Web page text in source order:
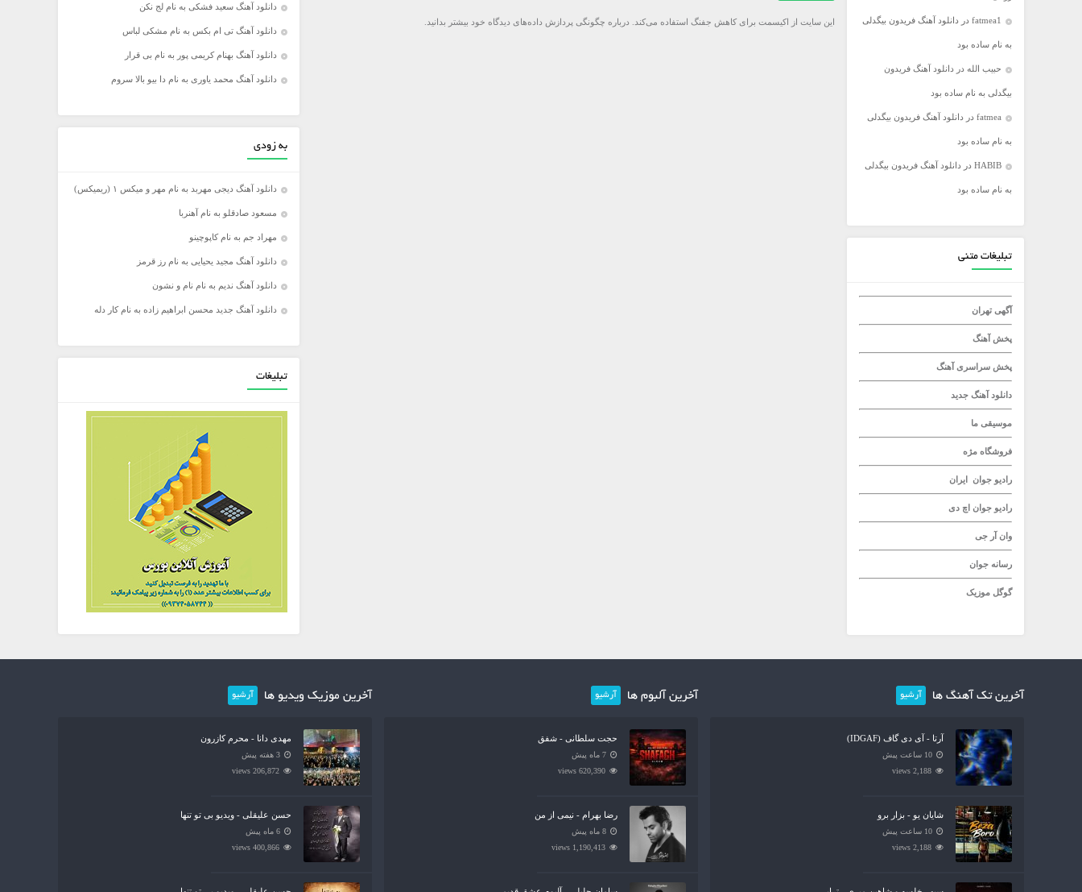
محمد رضا گلزار
محمد علیزاده
مرتضی اشرفی
مرتضی سرمدی
مهدی جهانی
مهدی یغمایی
میثم ابراهیمی
میلاد راستاد
fatmea1 در دانلود آهنگ فریدون بیگدلی
به نام ساده بود
حبیب الله در دانلود آهنگ فریدون
بیگدلی به نام ساده بود
fatmea در دانلود آهنگ فریدون بیگدلی
به نام ساده بود
HABIB در دانلود آهنگ فریدون بیگدلی
به نام ساده بود
تبلیغات متنی
آگهی تهران
پخش آهنگ
پخش سراسری آهنگ
دانلود آهنگ جدید
موسیقی ما
فروشگاه مژه
رادیو جوان ایران
رادیو جوان اچ دی
وان آر جی
رسانه جوان
گوگل موزیک
این سایت از اکیسمت برای کاهش جفنگ استفاده می‌کند. درباره چگونگی پردازش داده‌های دیدگاه خود بیشتر بدانید.
دانلود آهنگ سعید فشکی به نام لج نکن
دانلود آهنگ تی ام بکس به نام مشکی لباس
دانلود آهنگ بهنام کریمی پور به نام بی قرار
دانلود آهنگ محمد یاوری به نام دا بیو بالا سروم
به زودی
دانلود آهنگ دیجی مهربد به نام مهر و میکس ۱ (ریمیکس)
مسعود صادقلو به نام آهنربا
مهراد جم به نام کاپوچینو
دانلود آهنگ مجید یحیایی به نام رز قرمز
دانلود آهنگ ندیم به نام نام و نشون
دانلود آهنگ جدید محسن ابراهیم زاده به نام کار دله
تبلیغات
آخرین تک آهنگ ها آرشیو
آرتا - آی دی گاف (IDGAF)
10 ساعت پیش
2,188 views
شایان یو - بزار برو
10 ساعت پیش
2,188 views
آخرین آلبوم ها آرشیو
حجت سلطانی - شفق
7 ماه پیش
620,390 views
رضا بهرام - نیمی از من
8 ماه پیش
1,190,413 views
آخرین موزیک ویدیو ها آرشیو
مهدی دانا - محرم کازرون
3 هفته پیش
206,872 views
حسن علیقلی - ویدیو بی تو تنها
6 ماه پیش
400,866 views